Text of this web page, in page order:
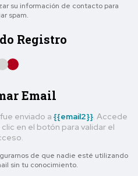
su información de contacto para
spam.
Registro
Email
enviado a {{email2}}. Accede
en el botón para validar el
de que nadie esté utilizando
sin tu conocimiento.